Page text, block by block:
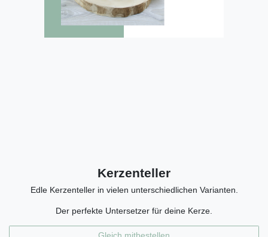
Kerzenteller
Edle Kerzenteller in vielen unterschiedlichen Varianten.
Der perfekte Untersetzer für deine Kerze.